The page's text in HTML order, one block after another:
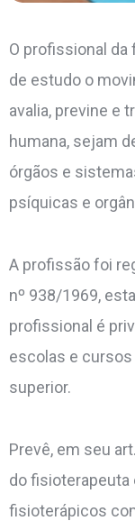
O profissional
de estudo o
avalia, previne e
humana, sejam
órgãos e
psíquicas e
A profissão foi
nº 938/1969,
profissional é
escolas e cursos
superior.
Prevê, em seu
do
fisioterápicos